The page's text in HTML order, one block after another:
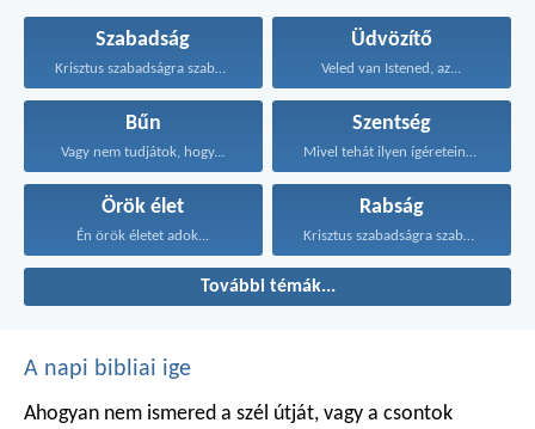
Szabadság
Krisztus szabadságra szabadított meg...
Üdvözítő
Veled van Istened, az...
Bűn
Vagy nem tudjátok, hogy...
Szentség
Mivel tehát ilyen ígéreteink...
Örök élet
Én örök életet adok...
Rabság
Krisztus szabadságra szabadított meg...
További témák...
A napi bibliai ige
Ahogyan nem ismered a szél útját, vagy a csontok